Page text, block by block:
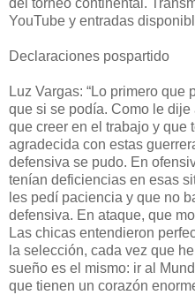
del torneo continental.
YouTube y entradas
Declaraciones pospartido
Luz Vargas: “Lo primero que
que si se podía. Como le
que creer en el trabajo y que
agradecida con estas
defensiva se pudo. En
tenían deficiencias en esas
les pedí paciencia y que no
defensiva. En ataque, que
Las chicas entendieron
la selección, cada vez que
sueño es el mismo: ir al
que tienen un corazón